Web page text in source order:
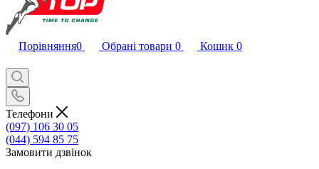
Порівняння0 Обрані товари 0 Кошик 0
Телефони
(097) 106 30 05
(044) 594 85 75
Замовити дзвінок